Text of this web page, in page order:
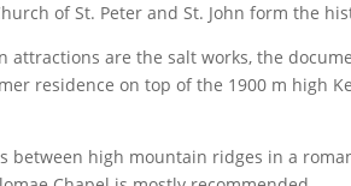
of St. Peter and St. John form the
attractions are the salt works, the
residence on top of the 1900 m high
between high mountain ridges in a